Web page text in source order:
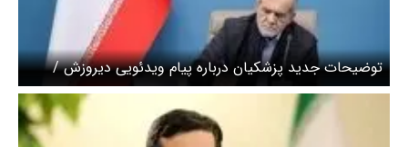
توضیحات جدید پزشکیان درباره پیام ویدئویی دیروزش /
دشمن تصورات خامی از گفته‌های من داشت